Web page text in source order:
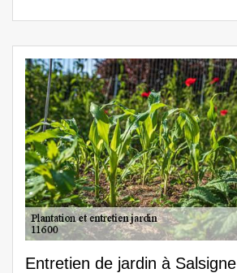
Entretien de jardin à Salsigne